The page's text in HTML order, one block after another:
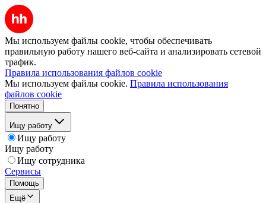
Мы используем файлы cookie, чтобы обеспечивать
правильную работу нашего веб-сайта и анализировать сетевой
трафик.
Правила использования файлов cookie
Мы используем файлы cookie. Правила использования
файлов cookie
Понятно
Ищу работу
Ищу работу
Ищу работу
Ищу сотрудника
Сервисы
Помощь
Ещё